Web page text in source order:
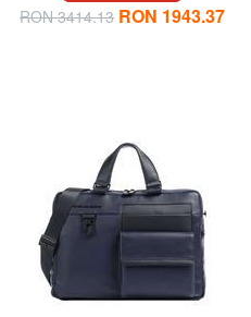
RON 3414.13 RON 1943.37